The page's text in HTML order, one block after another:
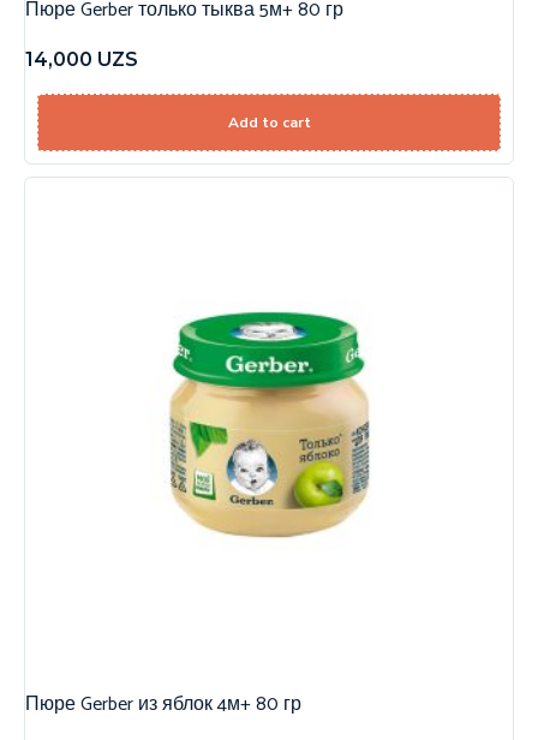
Пюре Gerber только тыква 5м+ 80 гр
14,000 UZS
Add to cart
Пюре Gerber из яблок 4м+ 80 гр